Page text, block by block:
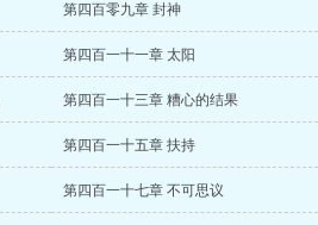
第四百零九章 封神
第四百一十一章 太阳
第四百一十三章 糟心的结果
第四百一十五章 扶持
第四百一十七章 不可思议